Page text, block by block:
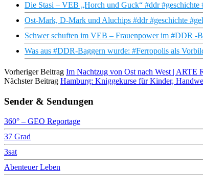
Die Stasi – VEB „Horch und Guck“ #ddr
Ost-Mark, D-Mark und Aluchips #ddr #geschichte
Schwer schuften im VEB – Frauenpower im #DDR -
Was aus #DDR-Baggern wurde: #Ferropolis als
Vorheriger Beitrag Im Nachtzug von Ost nach West | ARTE
Nächster Beitrag Hamburg: Kniggekurse für Kinder,
Sender & Sendungen
360° – GEO Reportage
37 Grad
3sat
Abenteuer Leben